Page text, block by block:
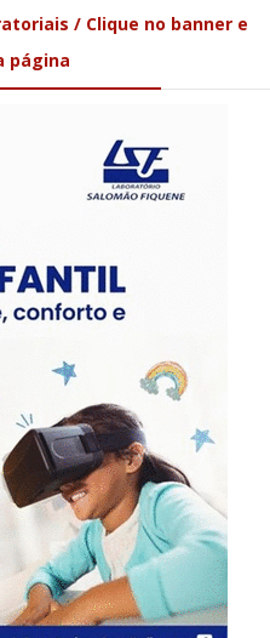
/ Clique no banner e
página